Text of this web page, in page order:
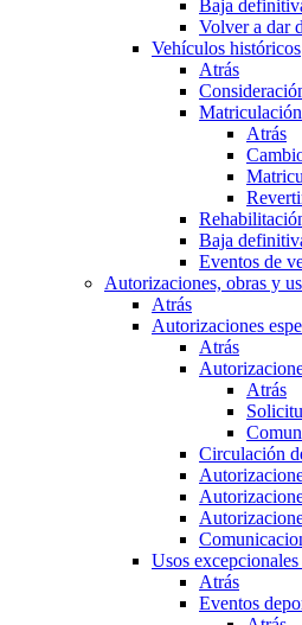
Baja
Volver a dar
Vehículos históricos
Atrás
Atrás
Baja
Eventos de
Autorizaciones, obras y
Atrás
Autorizaciones
Atrás
Atrás
Circulación
Usos
Atrás
Eventos